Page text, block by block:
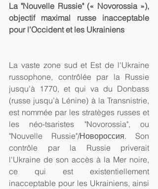
La "Nouvelle Russie" (« Novorossia »),
objectif maximal russe inacceptable
pour l’Occident et les Ukrainiens
La vaste zone sud et Est de l'Ukraine
russophone, contrôlée par la Russie
jusqu'à 1770, et qui va du Donbass
(russe jusqu’à Lénine) à la Transnistrie,
est nommée par les stratèges russes et
les néo-tsaristes "Novorossia", ou
"Nouvelle Russie"/Новороссия. Son
contrôle par la Russie priverait
l'Ukraine de son accès à la Mer noire,
ce qui est existentiellement
inacceptable pour les Ukrainiens, ainsi